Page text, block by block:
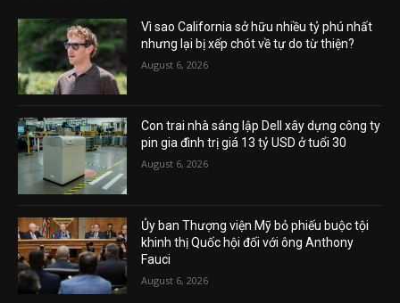
Vì sao California sở hữu nhiều tỷ phú nhất
nhưng lại bị xếp chót về tự do từ thiện?
August 6, 2026
Con trai nhà sáng lập Dell xây dựng công ty
pin gia đình trị giá 13 tỷ USD ở tuổi 30
August 6, 2026
Ủy ban Thượng viện Mỹ bỏ phiếu buộc tội
khinh thị Quốc hội đối với ông Anthony
Fauci
August 6, 2026